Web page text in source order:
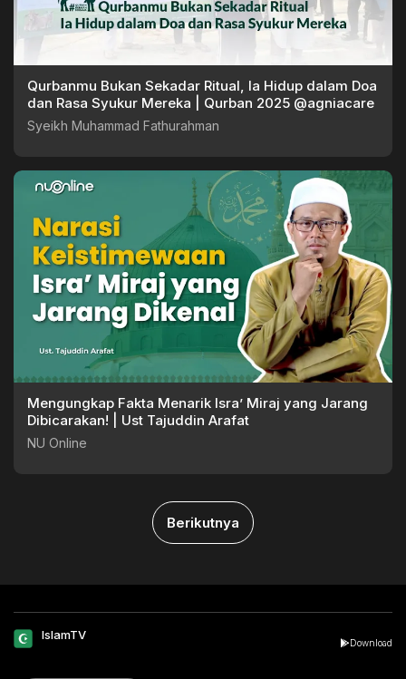
Qurbanmu Bukan Sekadar Ritual, Ia Hidup dalam Doa
dan Rasa Syukur Mereka | Qurban 2025 @agniacare
Syeikh Muhammad Fathurahman
Mengungkap Fakta Menarik Isra’ Miraj yang Jarang
Dibicarakan! | Ust Tajuddin Arafat
NU Online
Berikutnya
IslamTV
Download